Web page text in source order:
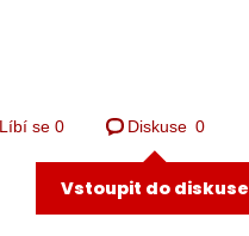
Diskuse 0
Vstoupit do diskuse